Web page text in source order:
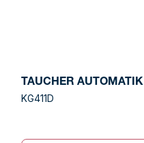
TAUCHER AUTOMATIK
KG411D